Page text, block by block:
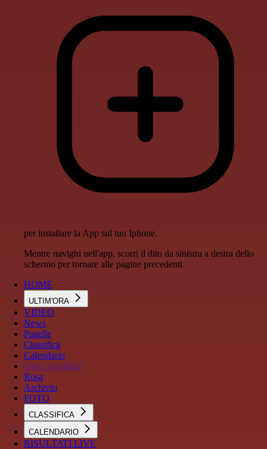
per installare la App sul tuo Iphone.
Mentre navighi nell'app, scorri il dito da sinistra a destra dello
schermo per tornare alle pagine precedenti
HOME
ULTIM'ORA
VIDEO
News
Pagelle
Classifica
Calendario
Tutti i sondaggi
Rosa
Archivio
FOTO
CLASSIFICA
CALENDARIO
RISULTATI LIVE